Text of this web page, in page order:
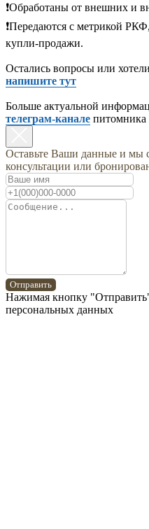
❗️Обработаны от внешних и
❗️Передаются с метрикой
купли-продажи.
Остались вопросы или
напишите тут
Больше актуальной
телеграм-канале питомника
Оставьте Ваши данные и мы
консультации или
Отправить
Нажимая кнопку
персональных данных